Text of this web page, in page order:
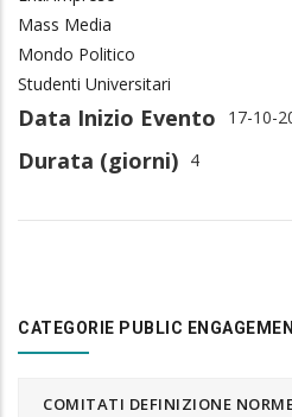
Mass Media
Mondo Politico
Studenti Universitari
Data Inizio Evento 17-10-
Durata (giorni) 4
CATEGORIE PUBLIC
COMITATI DEFINIZIONE